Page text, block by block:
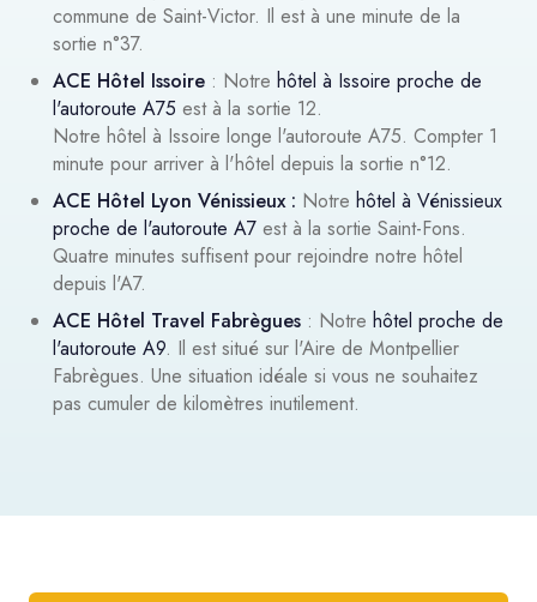
commune de Saint-Victor. Il est à une minute de la
sortie n°37.
ACE Hôtel Issoire : Notre hôtel à Issoire proche de
l'autoroute A75 est à la sortie 12.
Notre hôtel à Issoire longe l'autoroute A75. Compter 1
minute pour arriver à l'hôtel depuis la sortie n°12.
ACE Hôtel Lyon Vénissieux : Notre hôtel à Vénissieux
proche de l'autoroute A7 est à la sortie Saint-Fons.
Quatre minutes suffisent pour rejoindre notre hôtel
depuis l'A7.
ACE Hôtel Travel Fabrègues : Notre hôtel proche de
l'autoroute A9. Il est situé sur l'Aire de Montpellier
Fabrègues. Une situation idéale si vous ne souhaitez
pas cumuler de kilomètres inutilement.